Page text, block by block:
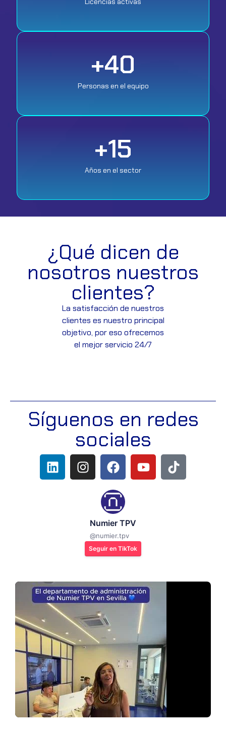
Personas en el equipo
+40
Años en el sector
+15
¿Qué dicen de
nosotros nuestros
clientes?
La satisfacción de nuestros
clientes es nuestro principal
objetivo, por eso ofrecemos
el mejor servicio 24/7
Síguenos en redes
sociales
Numier TPV
@numier.tpv
Seguir en TikTok